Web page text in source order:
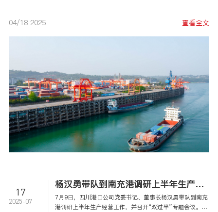
04/18 2025 查看全文
17
2025-07
杨汉勇带队到南充港调研上半年生产经营工作
7月9日，四川港口公司党委书记、董事长杨汉勇带队到南充
港调研上半年生产经营工作，并召开“双过半”专题会议。四